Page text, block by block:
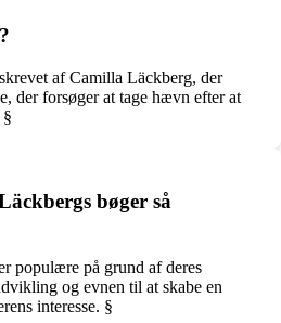
af Camilla Läckberg, der
der forsøger at tage hævn efter at
bøger så
populære på grund af deres
og evnen til at skabe en
interesse. §